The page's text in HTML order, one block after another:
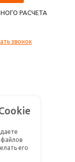
РАСЧЕТА
звонок
файлов
его